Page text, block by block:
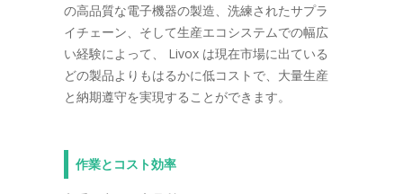
の高品質な電子機器の製造、洗練されたサプラ
イチェーン、そして生産エコシステムでの幅広
い経験によって、 Livox は現在市場に出ている
どの製品よりもはるかに低コストで、大量生産
と納期遵守を実現することができます。
作業とコスト効率